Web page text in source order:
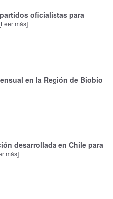
oficialistas para
[Leer más]
en la Región de Biobío
desarrollada en Chile para
más]